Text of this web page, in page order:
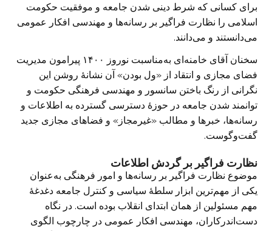
برای کسانی که شرط دینی شدن جامعه و موفقیت حکومت
اسلامی را نظارت فراگیر بر رسانه‌ها و مهندسی افکار عمومی
می‌دانستند و می‌دانند.
سخنان آقای خامنه‌‌ای به‌مناسبت نوروز ۱۴۰۰ پیرامون مدیریت
فضای مجازی و انتقاد از «ول بودن» آن نشانهٔ روشن این
نگرانی از رنگ باختن سانسور و مهندسی فرهنگی حکومت و
توانمند شدن جامعه در حوزهٔ دسترسی گسترده به اطلاعات و
رسانه‌ها، خبرها و مطالب «غیرمجاز» و فضاهای مجازی جدید
گفت‌وگوست.
نظارت فراگیر بر گردش اطلاعات
موضوع نظارت فراگیر بر رسانه‌ها و امور فرهنگی به‌عنوان
یکی از مهم‌ترین ابزار سلطهٔ سیاسی و کنترل جامعه دغدغهٔ
مهم مسئولین از همان ابتدای انقلاب بوده است. در نگاه
دست‌اندرکاران، مهندسی افکار عمومی در چارچوب الگوی